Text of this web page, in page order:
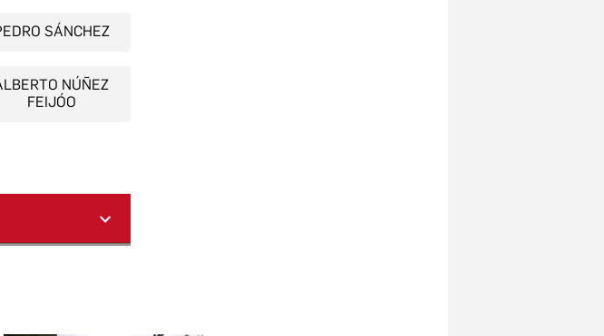
SÁNCHEZ
NÚÑEZ
FEIJÓO